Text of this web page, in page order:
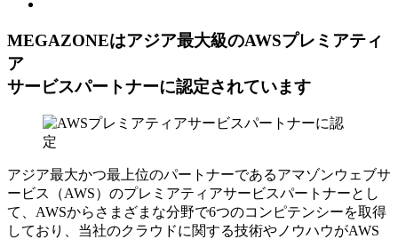
MEGAZONEはアジア最⼤級のAWSプレミアティ
ア
サービスパートナーに認定されています
アジア最大かつ最上位のパートナーであるアマゾンウェブサ
ービス（AWS）のプレミアティアサービスパートナーとし
て、AWSからさまざまな分野で6つのコンピテンシーを取得
しており、当社のクラウドに関する技術やノウハウがAWS